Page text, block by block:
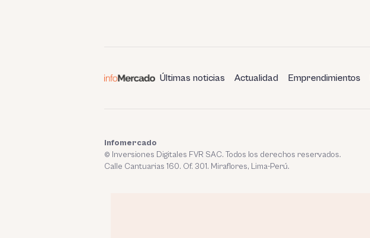
Últimas noticias Actualidad Emprendimientos
Infomercado
© Inversiones Digitales FVR SAC. Todos los derechos reservados.
Calle Cantuarias 160. Of. 301. Miraflores, Lima-Perú.